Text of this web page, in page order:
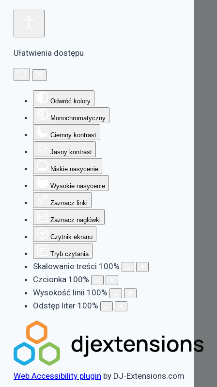
Ułatwienia dostępu
Odwróć kolory
Monochromatyczny
Ciemny kontrast
Jasny kontrast
Niskie nasycenie
Wysokie nasycenie
Zaznacz linki
Zaznacz nagłówki
Czytnik ekranu
Tryb czytania
Skalowanie treści 100%
Czcionka 100%
Wysokość linii 100%
Odstęp liter 100%
Web Accessibility plugin by DJ-Extensions.com